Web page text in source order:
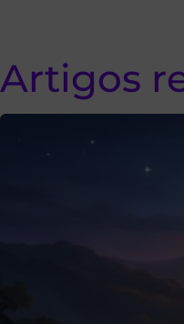
Artigos